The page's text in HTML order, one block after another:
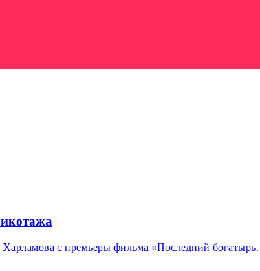
с премьеры фильма «Последний